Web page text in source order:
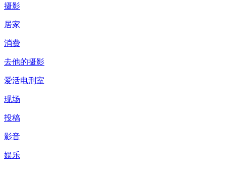
摄影
居家
消费
去他的摄影
爱活电刑室
现场
投稿
影音
娱乐